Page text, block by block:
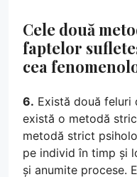
Cele două
faptelor
cea
6. Există două feluri
există o metodă
metodă strict
pe individ în timp și
și anumite procese.